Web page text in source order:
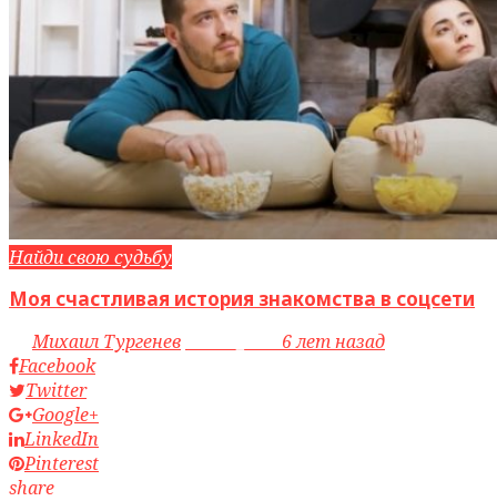
Найди свою судьбу
Моя счастливая история знакомства в соцсети
byМихаил Тургенев
6 лет назад
Facebook
Twitter
Google+
LinkedIn
Pinterest
share